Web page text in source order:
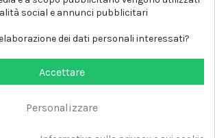
social e annunci pubblicitari
dei dati personali interessati?
Accettare
Personalizzare